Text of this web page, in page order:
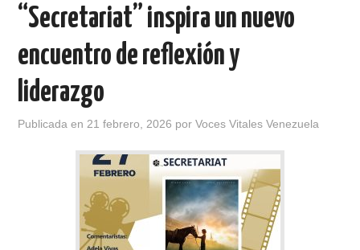
“Secretariat” inspira un nuevo
encuentro de reflexión y
liderazgo
Publicada en 21 febrero, 2026 porVoces Vitales Venezuela